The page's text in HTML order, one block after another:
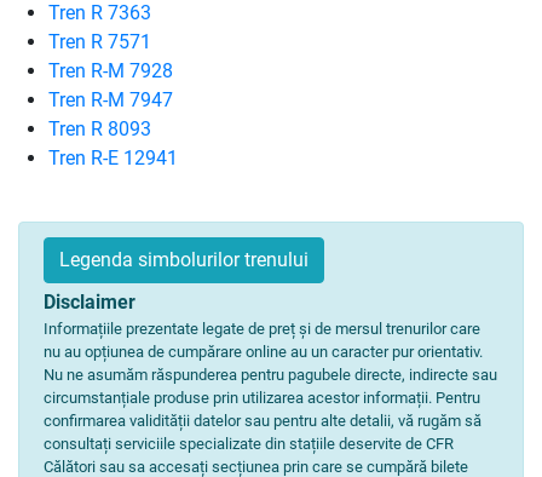
Tren R 7363
Tren R 7571
Tren R-M 7928
Tren R-M 7947
Tren R 8093
Tren R-E 12941
Legenda simbolurilor trenului
Disclaimer
Informațiile prezentate legate de preț și de mersul trenurilor care
nu au opțiunea de cumpărare online au un caracter pur orientativ.
Nu ne asumăm răspunderea pentru pagubele directe, indirecte sau
circumstanțiale produse prin utilizarea acestor informații. Pentru
confirmarea validității datelor sau pentru alte detalii, vă rugăm să
consultați serviciile specializate din stațiile deservite de CFR
Călători sau sa accesați secțiunea prin care se cumpără bilete